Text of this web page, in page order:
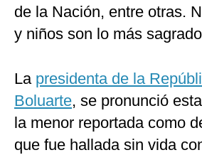
de la Nación, entre otras.
y niños son lo más
La presidenta de la
Boluarte, se pronunció
la menor reportada como
que fue hallada sin vida